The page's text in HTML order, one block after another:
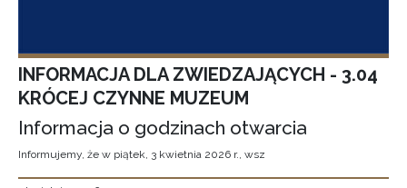
INFORMACJA DLA ZWIEDZAJĄCYCH - 3.04
KRÓCEJ CZYNNE MUZEUM
Informacja o godzinach otwarcia
Informujemy, że w piątek, 3 kwietnia 2026 r., wsz